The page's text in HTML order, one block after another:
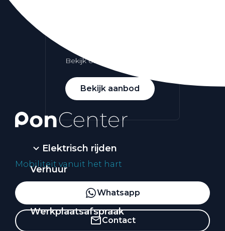
Bekijk ons aanbod
Bekijk aanbod
Elektrisch rijden
Verhuur
Vestigingen
Werkplaatsafspraak
Mobiliteit vanuit het hart
Whatsapp
Contact